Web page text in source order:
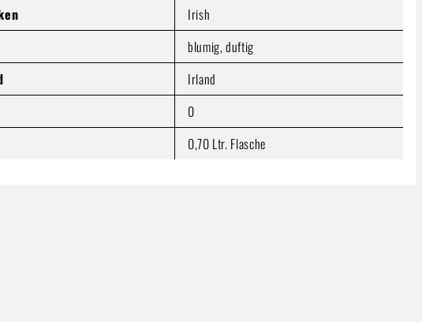
Irish
blumig, duftig
Irland
0
0,70 Ltr. Flasche